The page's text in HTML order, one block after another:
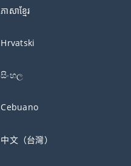
ភាសាខ្មែរ
Hrvatski
සිංහල
Cebuano
中文（台灣）